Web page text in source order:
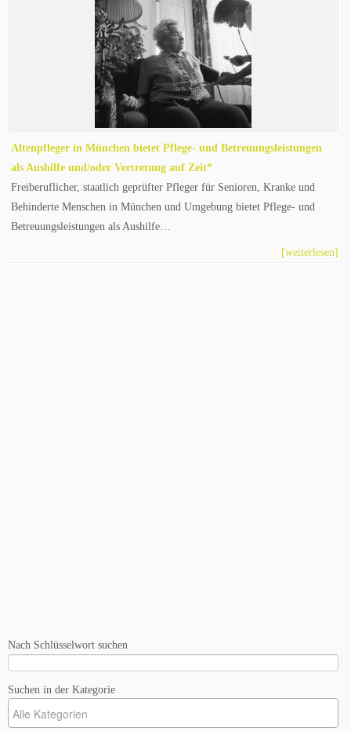
Altenpfleger in München bietet Pflege- und Betreuungsleistungen
als Aushilfe und/oder Vertretung auf Zeit*
Freiberuflicher, staatlich geprüfter Pfleger für Senioren, Kranke und
Behinderte Menschen in München und Umgebung bietet Pflege- und
Betreuungsleistungen als Aushilfe…
[weiterlesen]
Nach Schlüsselwort suchen
Suchen in der Kategorie